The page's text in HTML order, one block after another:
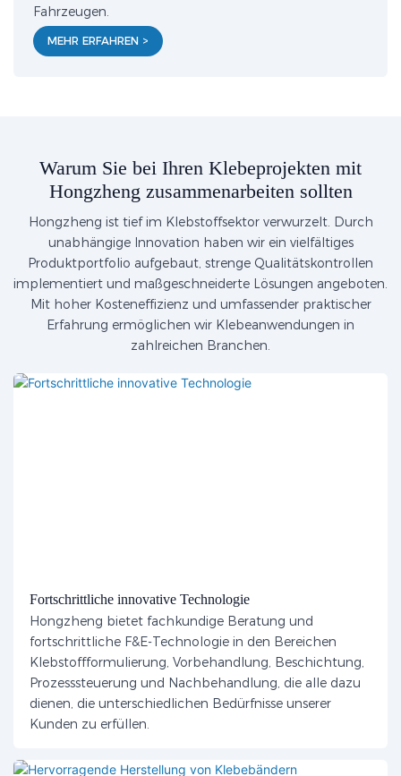
Fahrzeugen.
MEHR ERFAHREN >
Warum Sie bei Ihren Klebeprojekten mit
Hongzheng zusammenarbeiten sollten
Hongzheng ist tief im Klebstoffsektor verwurzelt. Durch
unabhängige Innovation haben wir ein vielfältiges
Produktportfolio aufgebaut, strenge Qualitätskontrollen
implementiert und maßgeschneiderte Lösungen angeboten.
Mit hoher Kosteneffizienz und umfassender praktischer
Erfahrung ermöglichen wir Klebeanwendungen in
zahlreichen Branchen.
Fortschrittliche innovative Technologie
Hongzheng bietet fachkundige Beratung und
fortschrittliche F&E-Technologie in den Bereichen
Klebstoffformulierung, Vorbehandlung, Beschichtung,
Prozesssteuerung und Nachbehandlung, die alle dazu
dienen, die unterschiedlichen Bedürfnisse unserer
Kunden zu erfüllen.